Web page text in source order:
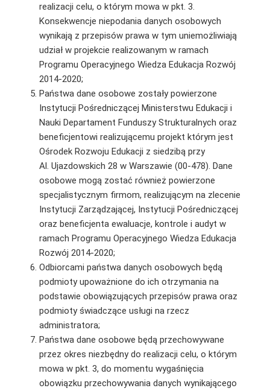
realizacji celu, o którym mowa w pkt. 3.
Konsekwencje niepodania danych osobowych
wynikają z przepisów prawa w tym uniemożliwiają
udział w projekcie realizowanym w ramach
Programu Operacyjnego Wiedza Edukacja Rozwój
2014-2020;
Państwa dane osobowe zostały powierzone
Instytucji Pośredniczącej Ministerstwu Edukacji i
Nauki Departament Funduszy Strukturalnych oraz
beneficjentowi realizującemu projekt którym jest
Ośrodek Rozwoju Edukacji z siedzibą przy
Al. Ujazdowskich 28 w Warszawie (00-478). Dane
osobowe mogą zostać również powierzone
specjalistycznym firmom, realizującym na zlecenie
Instytucji Zarządzającej, Instytucji Pośredniczącej
oraz beneficjenta ewaluacje, kontrole i audyt w
ramach Programu Operacyjnego Wiedza Edukacja
Rozwój 2014-2020;
Odbiorcami państwa danych osobowych będą
podmioty upoważnione do ich otrzymania na
podstawie obowiązujących przepisów prawa oraz
podmioty świadczące usługi na rzecz
administratora;
Państwa dane osobowe będą przechowywane
przez okres niezbędny do realizacji celu, o którym
mowa w pkt. 3, do momentu wygaśnięcia
obowiązku przechowywania danych wynikającego